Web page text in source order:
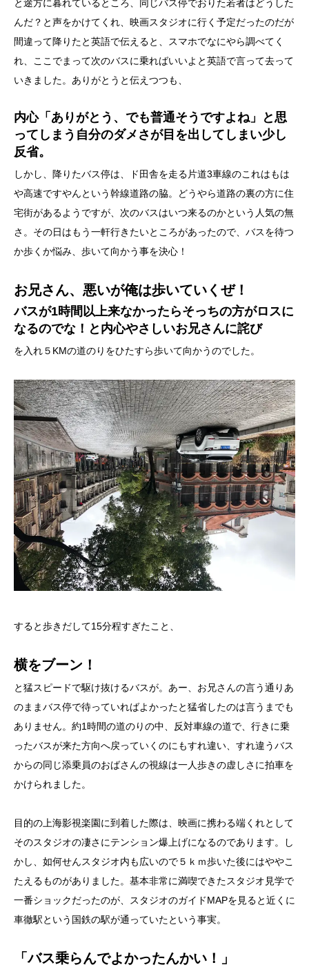
と途方に暮れているところ、同じバス停でおりた若者はどうした
んだ？と声をかけてくれ、映画スタジオに行く予定だったのだが
間違って降りたと英語で伝えると、スマホでなにやら調べてく
れ、ここでまって次のバスに乗ればいいよと英語で言って去って
いきました。ありがとうと伝えつつも、
内心「ありがとう、でも普通そうですよね」と思
ってしまう自分のダメさが目を出してしまい少し
反省。
しかし、降りたバス停は、ド田舎を走る片道3車線のこれはもは
や高速ですやんという幹線道路の脇。どうやら道路の裏の方に住
宅街があるようですが、次のバスはいつ来るのかという人気の無
さ。その日はもう一軒行きたいところがあったので、バスを待つ
か歩くか悩み、歩いて向かう事を決心！
お兄さん、悪いが俺は歩いていくぜ！
バスが1時間以上来なかったらそっちの方がロスに
なるのでな！と内心やさしいお兄さんに詫び
を入れ５KMの道のりをひたすら歩いて向かうのでした。
すると歩きだして15分程すぎたこと、
横をブーン！
と猛スピードで駆け抜けるバスが。あー、お兄さんの言う通りあ
のままバス停で待っていればよかったと猛省したのは言うまでも
ありません。約1時間の道のりの中、反対車線の道で、行きに乗
ったバスが来た方向へ戻っていくのにもすれ違い、すれ違うバス
からの同じ添乗員のおばさんの視線は一人歩きの虚しさに拍車を
かけられました。
目的の上海影視楽園に到着した際は、映画に携わる端くれとして
そのスタジオの凄さにテンション爆上げになるのであります。し
かし、如何せんスタジオ内も広いので５ｋｍ歩いた後にはややこ
たえるものがありました。基本非常に満喫できたスタジオ見学で
一番ショックだったのが、スタジオのガイドMAPを見ると近くに
車徹駅という国鉄の駅が通っていたという事実。
「バス乗らんでよかったんかい！」